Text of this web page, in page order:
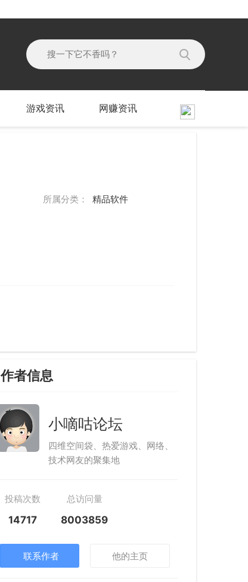
游戏资讯 网赚资讯
所属分类： 精品软件
作者信息
小嘀咕论坛
四维空间袋、热爱游戏、网络、
技术网友的聚集地
投稿次数 总访问量
14717 8003859
联系作者 他的主页